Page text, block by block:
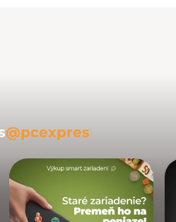
@pcexpres